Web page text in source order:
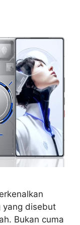
yang disebut
Bukan cuma